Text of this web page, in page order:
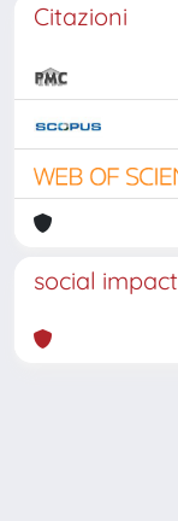
Citazioni
social impact